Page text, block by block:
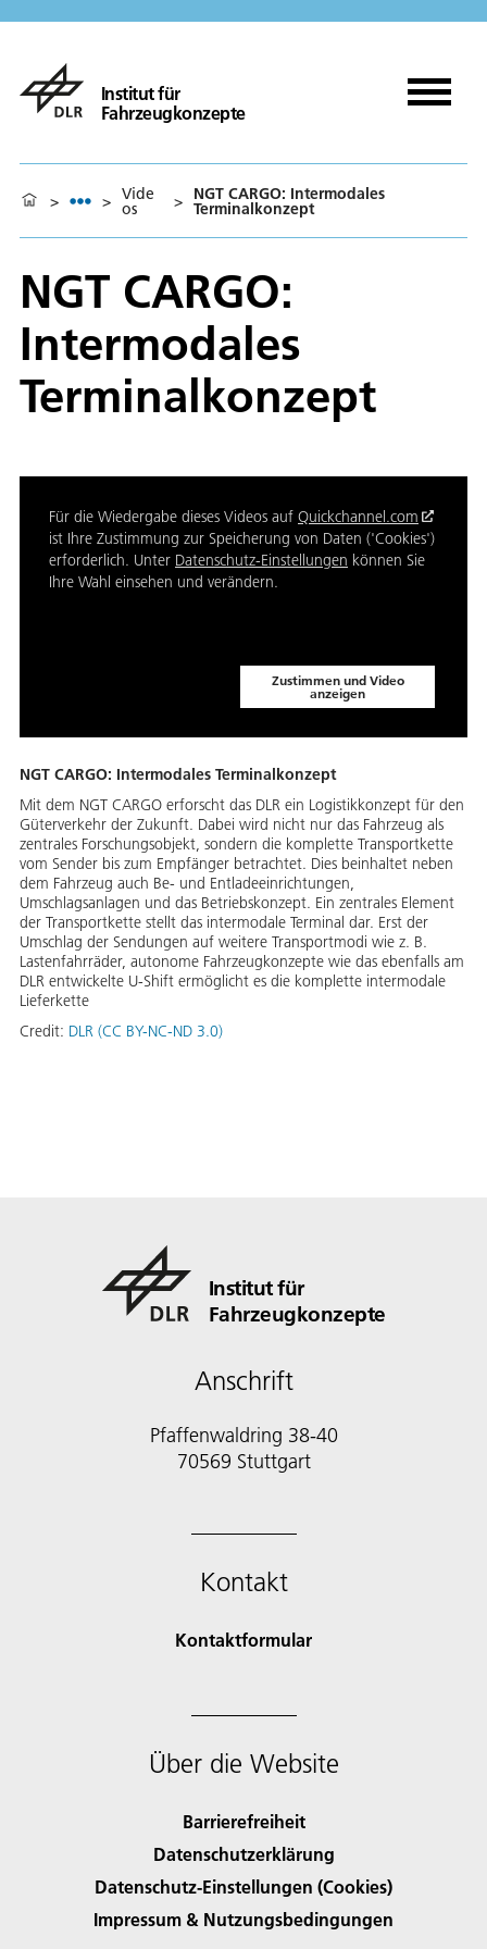
Institut für
Fahrzeugkonzepte
> > Vide
os > NGT CARGO: Intermodales
Terminalkonzept
NGT CARGO:
Intermodales
Terminalkonzept
Für die Wiedergabe dieses Videos auf Quickchannel.com
ist Ihre Zustimmung zur Speicherung von Daten ('Cookies')
erforderlich. Unter Datenschutz-Einstellungen können Sie
Ihre Wahl einsehen und verändern.
Zustimmen und Video
anzeigen
NGT CARGO: Intermodales Terminalkonzept
Mit dem NGT CARGO erforscht das DLR ein Logistikkonzept für den
Güterverkehr der Zukunft. Dabei wird nicht nur das Fahrzeug als
zentrales Forschungsobjekt, sondern die komplette Transportkette
vom Sender bis zum Empfänger betrachtet. Dies beinhaltet neben
dem Fahrzeug auch Be- und Entladeeinrichtungen,
Umschlagsanlagen und das Betriebskonzept. Ein zentrales Element
der Transportkette stellt das intermodale Terminal dar. Erst der
Umschlag der Sendungen auf weitere Transportmodi wie z. B.
Lastenfahrräder, autonome Fahrzeugkonzepte wie das ebenfalls am
DLR entwickelte U-Shift ermöglicht es die komplette intermodale
Lieferkette
Credit: DLR (CC BY-NC-ND 3.0)
Institut für
Fahrzeugkonzepte
Anschrift
Pfaffenwaldring 38-40
70569 Stuttgart
Kontakt
Kontaktformular
Über die Website
Barrierefreiheit
Datenschutzerklärung
Datenschutz-Einstellungen (Cookies)
Impressum & Nutzungsbedingungen